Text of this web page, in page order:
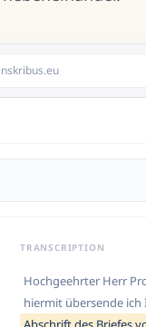
TRANSCRIPTION
Hochgeehrter Herr
hiermit übersende ich